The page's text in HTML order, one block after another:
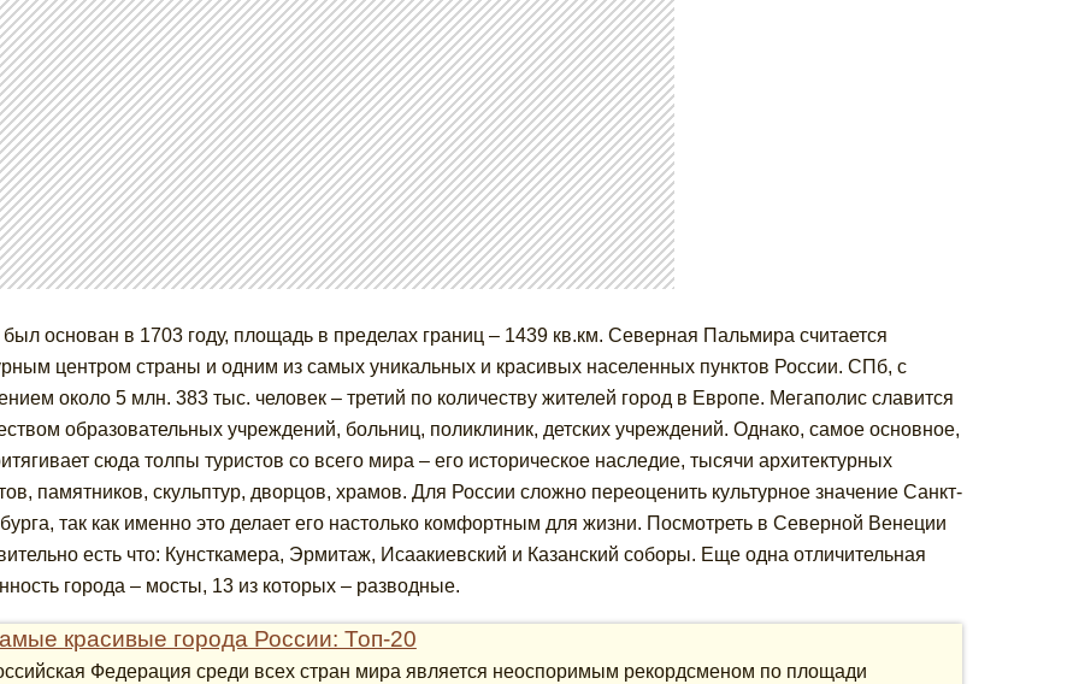
был основан в 1703 году, площадь в пределах границ – 1439 кв.км. Северная Пальмира считается
центром страны и одним из самых уникальных и красивых населенных пунктов России. СПб, с
около 5 млн. 383 тыс. человек – третий по количеству жителей город в Европе. Мегаполис славится
образовательных учреждений, больниц, поликлиник, детских учреждений. Однако, самое основное,
сюда толпы туристов со всего мира – его историческое наследие, тысячи архитектурных
памятников, скульптур, дворцов, храмов. Для России сложно переоценить культурное значение Санкт-
так как именно это делает его настолько комфортным для жизни. Посмотреть в Северной Венеции
есть что: Кунсткамера, Эрмитаж, Исаакиевский и Казанский соборы. Еще одна отличительная
города – мосты, 13 из которых – разводные.
красивые города России: Топ-20
Федерация среди всех стран мира является неоспоримым рекордсменом по площади